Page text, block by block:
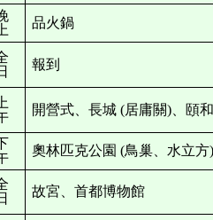
上
品火鍋
報到
上
開營式、長城 (居庸關)、頤
奧林匹克公園 (鳥巢、水立方)
故宮、首都博物館